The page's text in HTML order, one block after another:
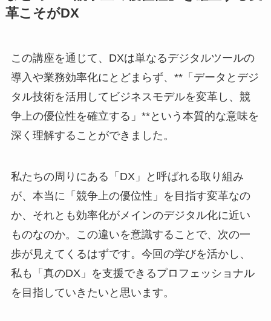
革こそがDX
この講座を通じて、DXは単なるデジタルツールの
導入や業務効率化にとどまらず、**「データとデジ
タル技術を活用してビジネスモデルを変革し、競
争上の優位性を確立する」**という本質的な意味を
深く理解することができました。
私たちの周りにある「DX」と呼ばれる取り組み
が、本当に「競争上の優位性」を目指す変革なの
か、それとも効率化がメインのデジタル化に近い
ものなのか。この違いを意識することで、次の一
歩が見えてくるはずです。今回の学びを活かし、
私も「真のDX」を支援できるプロフェッショナル
を目指していきたいと思います。